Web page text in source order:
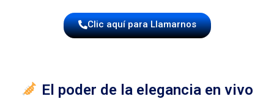
Clic aquí para Llamarnos
El poder de la elegancia en vivo